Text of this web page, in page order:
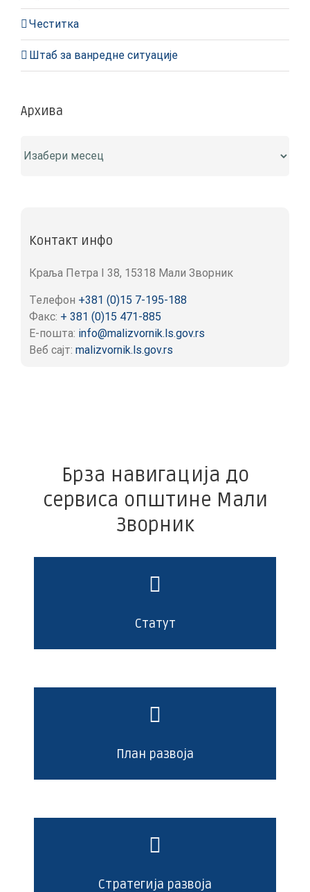
Честитка
Штаб за ванредне ситуације
Архива
Контакт инфо
Краља Петра I 38, 15318 Мали Зворник
Телефон +381 (0)15 7-195-188
Факс: + 381 (0)15 471-885
Е-пошта: info@malizvornik.ls.gov.rs
Веб сајт: malizvornik.ls.gov.rs
Брза навигација до
сервиса општине Мали
Зворник
Статут
План развоја
Стратегија развоја